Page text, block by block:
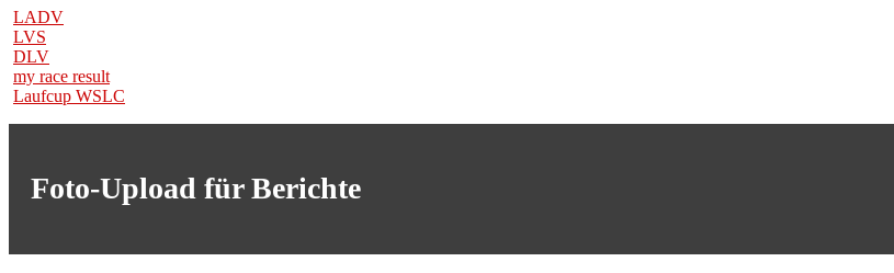
LADV
LVS
DLV
my race result
Laufcup WSLC
Foto-Upload für Berichte